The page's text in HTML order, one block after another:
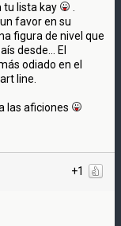
tu lista kay
.
favor en su
figura de nivel que
desde... El
odiado en el
line.
las aficiones
+1